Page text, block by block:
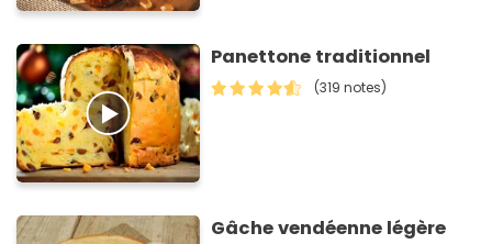
Panettone traditionnel
(319 notes)
Gâche vendéenne légère